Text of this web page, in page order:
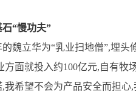
“慢功夫”
魏立华为“乳业扫地僧”,埋
面就投入约100亿元,自有牧
我希望不会为产品安全而担